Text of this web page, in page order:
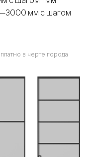
мм с шагом
в черте города